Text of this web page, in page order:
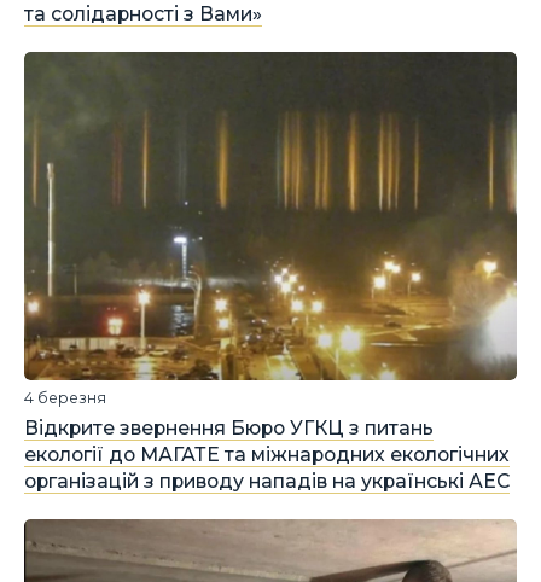
та солідарності з Вами»
Відкрите звернення Бюро УГКЦ з питань
екології до МАГАТЕ та міжнародних екологічних
організацій з приводу нападів на українські АЕС
4 березня